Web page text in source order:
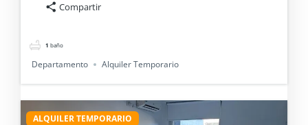
Compartir
1 baño
Departamento Alquiler Temporario
ALQUILER TEMPORARIO